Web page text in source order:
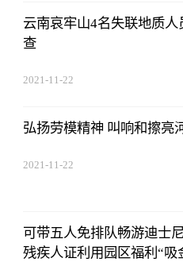
云南哀牢山4名失联地质
查
2021-11-22
弘扬劳模精神 叫响和擦亮
2021-11-22
可带五人免排队畅游迪士
残疾人证利用园区福利“吸